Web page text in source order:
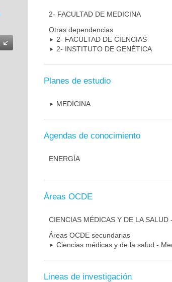
2- FACULTAD DE MEDICINA
Otras dependencias
2- FACULTAD DE CIENCIAS
2- INSTITUTO DE GENÉTICA
Planes de estudio
MEDICINA
Agendas de conocimiento
ENERGÍA
Áreas OCDE
CIENCIAS MÉDICAS Y DE LA SALUD
Áreas OCDE secundarias
Ciencias médicas y de la salud -
Lineas de investigación